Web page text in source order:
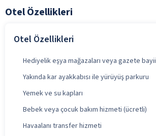
Otel Özellikleri
Otel Özellikleri
Hediyelik eşya mağazaları veya gazete bayii
Yakında kar ayakkabısı ile yürüyüş parkuru
Yemek ve su kapları
Bebek veya çocuk bakım hizmeti (ücretli)
Havaalanı transfer hizmeti